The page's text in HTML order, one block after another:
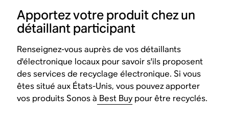
Apportez votre produit chez un
détaillant participant
Renseignez-vous auprès de vos détaillants
d'électronique locaux pour savoir s'ils proposent
des services de recyclage électronique. Si vous
êtes situé aux États-Unis, vous pouvez apporter
vos produits Sonos à Best Buy pour être recyclés.